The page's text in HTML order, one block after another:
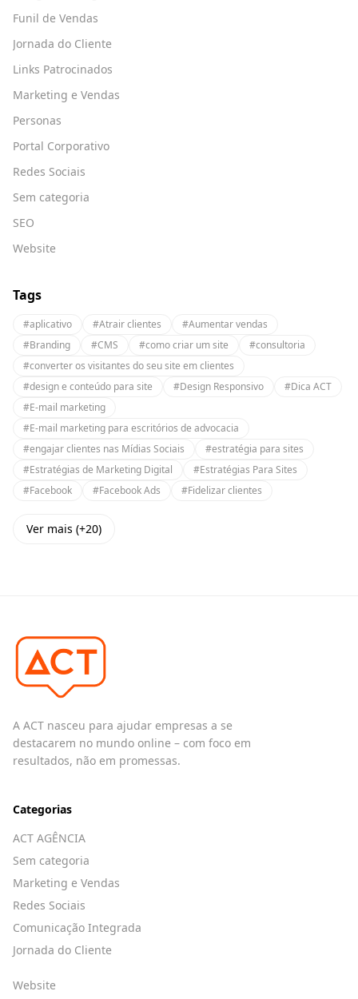
Funil de Vendas
Jornada do Cliente
Links Patrocinados
Marketing e Vendas
Personas
Portal Corporativo
Redes Sociais
Sem categoria
SEO
Website
Tags
#aplicativo #Atrair clientes
#Aumentar vendas
#Branding
#CMS #como criar um site
#consultoria
#converter os visitantes do seu site em clientes
#design e conteúdo para site
#Design Responsivo
#Dica ACT
#E-mail marketing
#E-mail marketing para escritórios de advocacia
#engajar clientes nas Mídias Sociais
#estratégia para sites
#Estratégias de Marketing Digital
#Estratégias Para Sites
#Facebook
#Facebook Ads #Fidelizar clientes
Ver mais (+20)
A ACT nasceu para ajudar empresas a se
destacarem no mundo online – com foco em
resultados, não em promessas.
Categorias
ACT AGÊNCIA
Sem categoria
Marketing e Vendas
Redes Sociais
Comunicação Integrada
Jornada do Cliente
Website